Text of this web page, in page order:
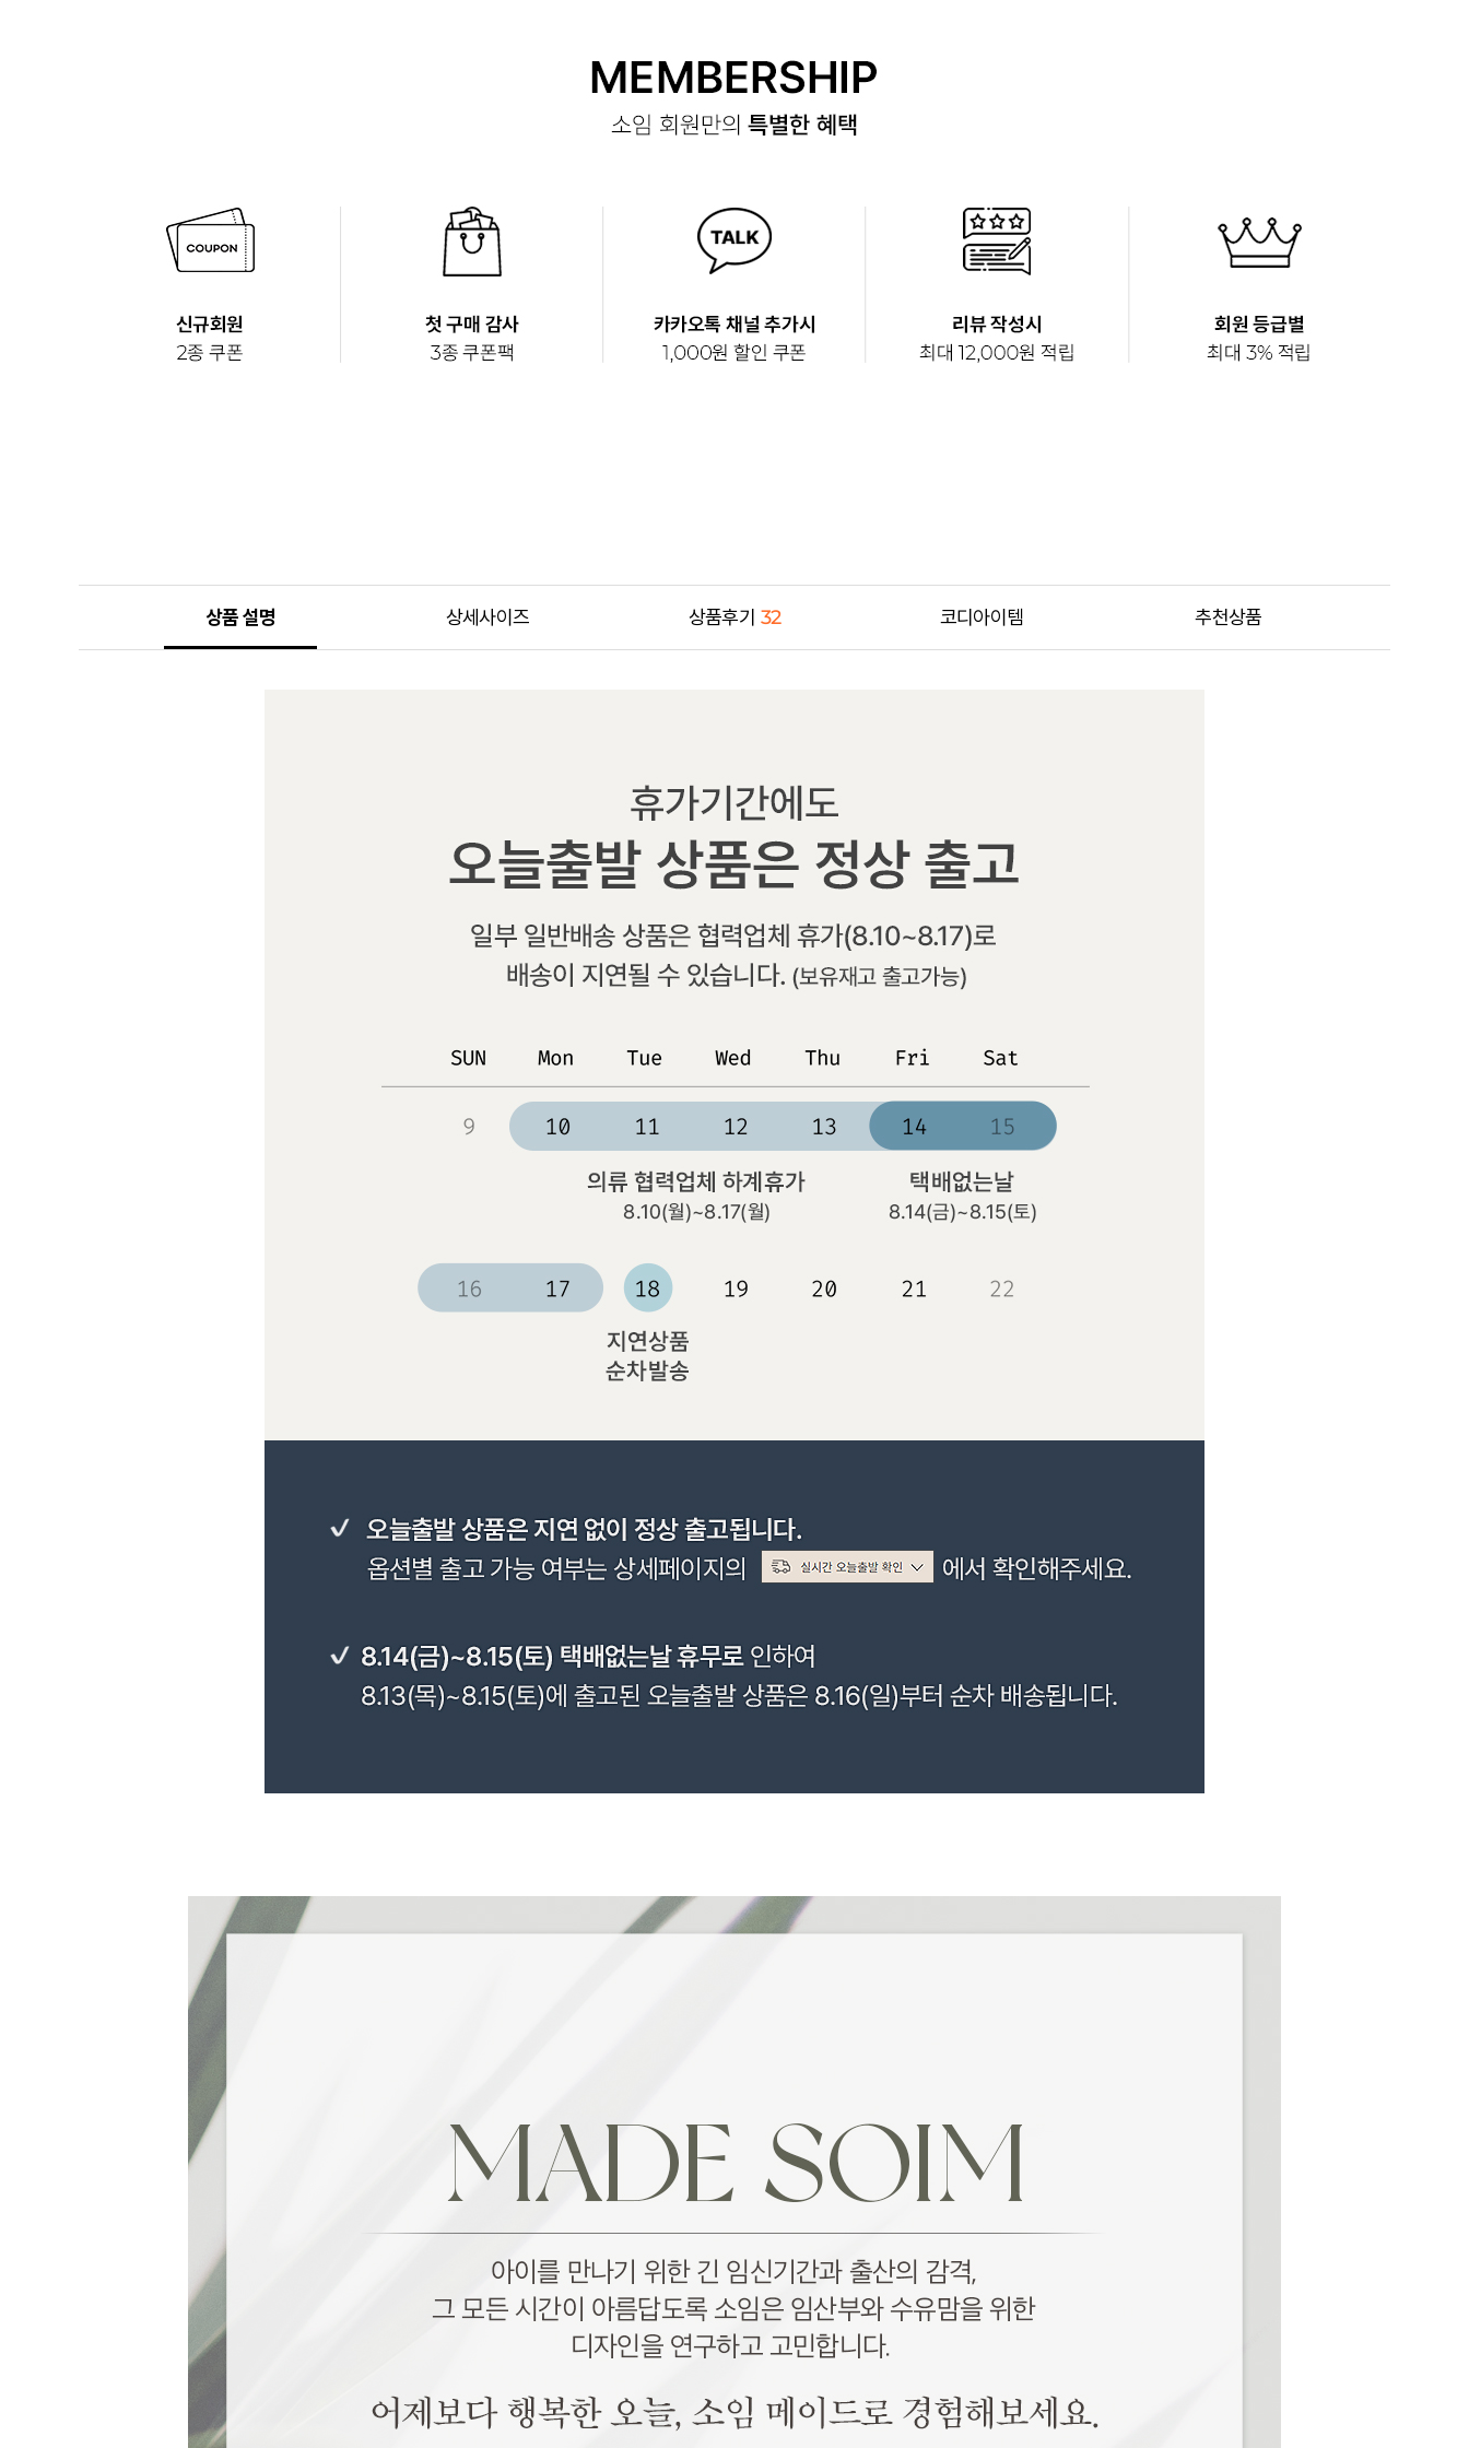
상품 설명 상세사이즈 상품후기 32 코디아이템 추천상품